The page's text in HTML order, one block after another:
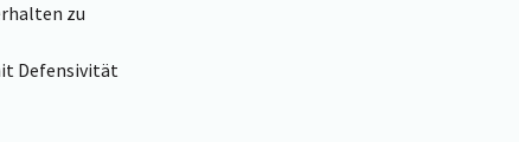
zu
Defensivität